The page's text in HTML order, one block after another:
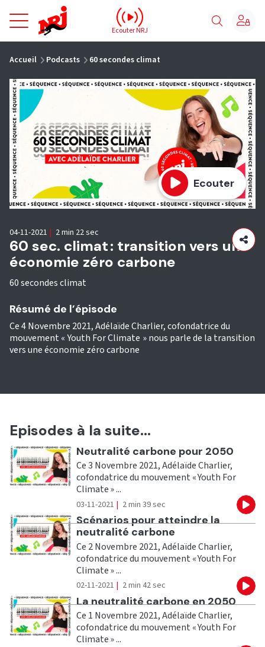
NRJ - Accueil
Ecouter NRJ
Accueil Podcasts 60 secondes climat
Ecouter
60 sec. climat : transition vers une
économie zéro carbone
60 secondes climat
04-11-2021 | 2 min 22 sec
Résumé de l’épisode
Ce 4 Novembre 2021, Adélaïde Charlier, cofondatrice du
mouvement « Youth For Climate » nous parle de la transition
vers une économie zéro carbone
Episodes à la suite...
Ecouter
Neutralité carbone pour 2050
Ce 3 Novembre 2021, Adélaïde Charlier,
cofondatrice du mouvement « Youth For
Climate » ...
03-11-2021 | 2 min 39 sec
Ecouter
Scénarios pour atteindre la
neutralité carbone
Ce 2 Novembre 2021, Adélaïde Charlier,
cofondatrice du mouvement « Youth For
Climate » ...
02-11-2021 | 2 min 42 sec
Ecouter
La neutralité carbone en 2050
Ce 1 Novembre 2021, Adélaïde Charlier,
cofondatrice du mouvement « Youth For
Climate » ...